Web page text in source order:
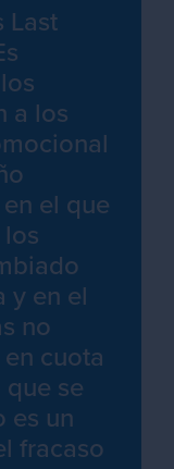
Last
a los
el que
y en el
no
cuota
se
es un
fracaso